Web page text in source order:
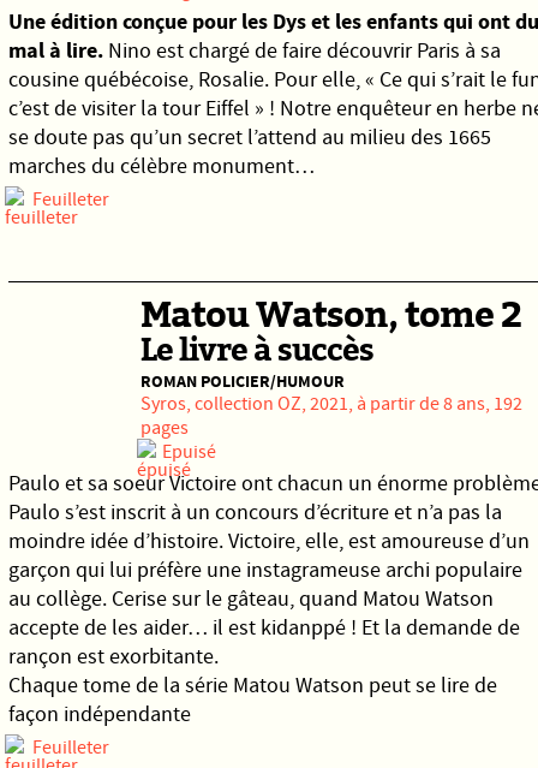
Une édition conçue pour les Dys et les enfants qui ont du
mal à lire. Nino est chargé de faire découvrir Paris à sa
cousine québécoise, Rosalie. Pour elle, « Ce qui s’rait le
c’est de visiter la tour Eiffel » ! Notre enquêteur en herbe
se doute pas qu’un secret l’attend au milieu des 1665
marches du célèbre monument…
Feuilleter
Matou Watson, tome 2
Le livre à succès
ROMAN POLICIER/HUMOUR
Syros, collection OZ, 2021, à partir de 8 ans, 192
pages
Epuisé
Paulo et sa soeur Victoire ont chacun un énorme
Paulo s’est inscrit à un concours d’écriture et n’a pas la
moindre idée d’histoire. Victoire, elle, est amoureuse d’un
garçon qui lui préfère une instagrameuse archi populaire
au collège. Cerise sur le gâteau, quand Matou Watson
accepte de les aider… il est kidanppé ! Et la demande de
rançon est exorbitante.
Chaque tome de la série Matou Watson peut se lire de
façon indépendante
Feuilleter